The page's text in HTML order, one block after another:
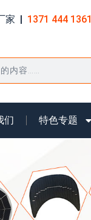
家 | 1371 444 1361
们 特色专题